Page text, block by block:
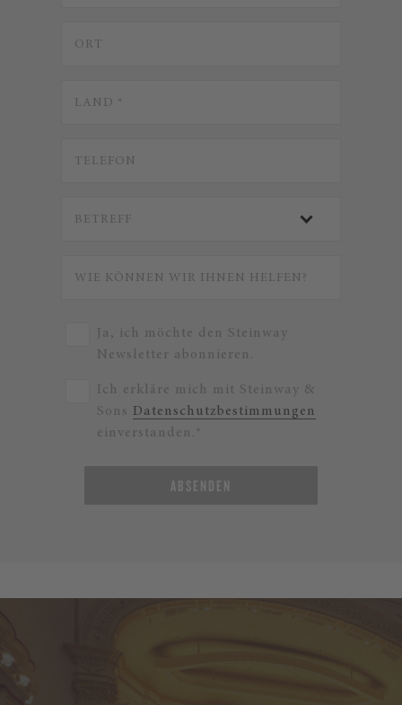
Ja, ich möchte den Steinway
Newsletter abonnieren.
Ich erkläre mich mit Steinway &
Sons Datenschutzbestimmungen
einverstanden.*
ABSENDEN